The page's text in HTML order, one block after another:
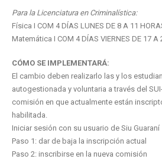
Para la Licenciatura en Criminalística:
Física I COM 4 DÍAS LUNES DE 8 A 11
Matemática I COM 4 DÍAS VIERNES DE 17 A
CÓMO SE IMPLEMENTARÁ:
El cambio deben realizarlo las y los
autogestionada y voluntaria a través del
comisión en que actualmente están
habilitada.
Iniciar sesión con su usuario de Siu Guaraní
Paso 1: dar de baja la inscripción actual
Paso 2: inscribirse en la nueva comisión